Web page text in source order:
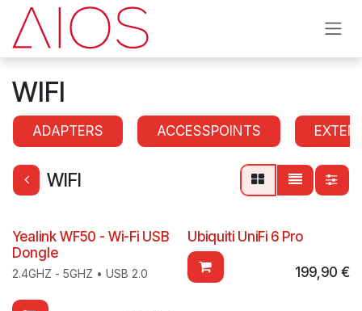
Se rendre au contenu
WIFI
ADAPTERS ACCESSPOINTS
WIFI
Yealink WF50 - Wi-Fi USB
Dongle
2.4GHZ - 5GHZ • USB 2.0
Ubiquiti UniFi 6 Pro
199,90 €